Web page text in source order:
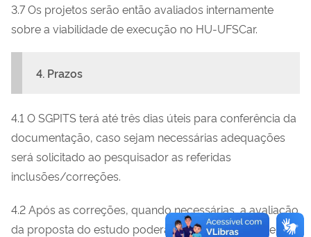
3.7 Os projetos serão então avaliados internamente
sobre a viabilidade de execução no HU-UFSCar.
4. Prazos
4.1 O SGPITS terá até três dias úteis para conferência da
documentação, caso sejam necessárias adequações
será solicitado ao pesquisador as referidas
inclusões/correções.
4.2 Após as correções, quando necessárias, a avaliação
da proposta do estudo poderá levar até 10 dias úteis.